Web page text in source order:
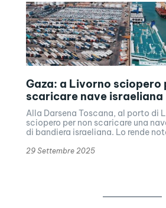
Gaza: a Livorno sciopero
scaricare nave israeliana
Alla Darsena Toscana, al porto di
sciopero per non scaricare una
di bandiera israeliana. Lo rende
29 Settembre 2025